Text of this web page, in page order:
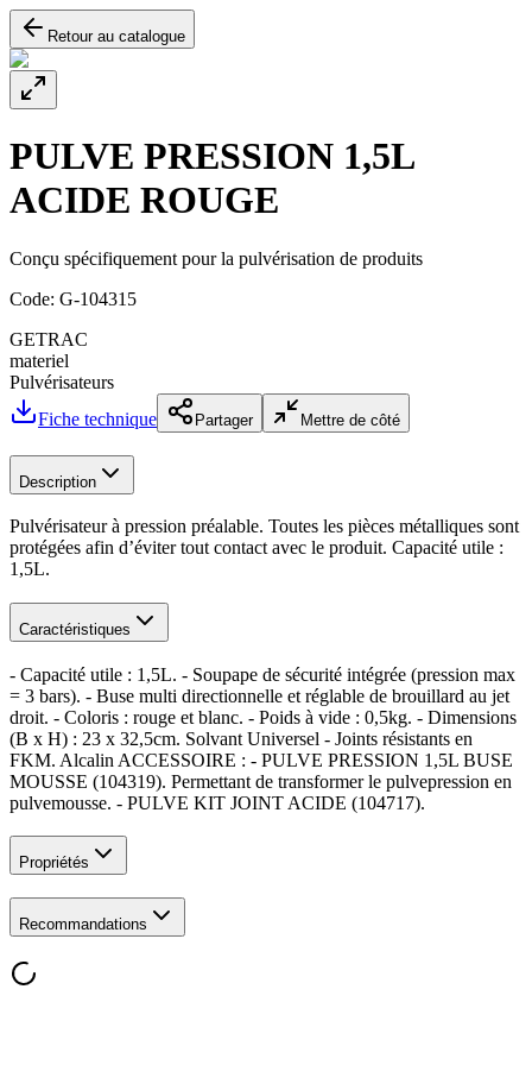
Retour au catalogue
PULVE PRESSION 1,5L
ACIDE ROUGE
Conçu spécifiquement pour la pulvérisation de produits
Code: G-104315
GETRAC
materiel
Pulvérisateurs
Fiche technique
Partager Mettre de côté
Description
Pulvérisateur à pression préalable. Toutes les pièces métalliques sont
protégées afin d’éviter tout contact avec le produit. Capacité utile :
1,5L.
Caractéristiques
- Capacité utile : 1,5L. - Soupape de sécurité intégrée (pression max
= 3 bars). - Buse multi directionnelle et réglable de brouillard au jet
droit. - Coloris : rouge et blanc. - Poids à vide : 0,5kg. - Dimensions
(B x H) : 23 x 32,5cm. Solvant Universel - Joints résistants en
FKM. Alcalin ACCESSOIRE : - PULVE PRESSION 1,5L BUSE
MOUSSE (104319). Permettant de transformer le pulvepression en
pulvemousse. - PULVE KIT JOINT ACIDE (104717).
Propriétés
Recommandations